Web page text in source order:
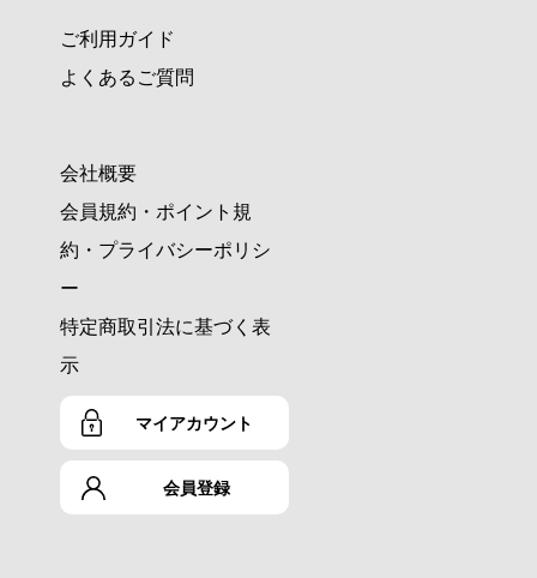
ご利用ガイド
よくあるご質問
会社概要
会員規約・ポイント規
約・プライバシーポリシ
ー
特定商取引法に基づく表
示
マイアカウント
会員登録